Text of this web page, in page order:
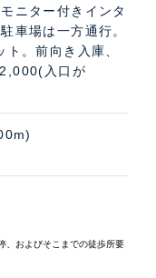
ニター付きインタ
車場は一方通行。
。前向き入庫、
入口が
、およびそこまでの徒歩所要